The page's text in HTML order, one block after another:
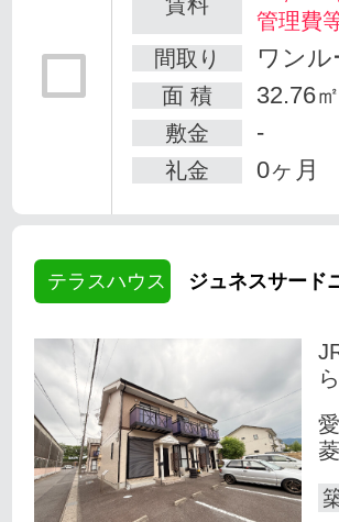
管理費
間取り
ワンル
面 積 32.76㎡
敷金 -
礼金 0ヶ月
テラスハウス ジュネスサード